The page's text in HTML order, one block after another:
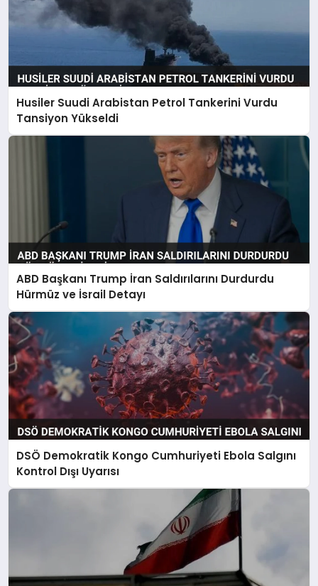
Husiler Suudi Arabistan Petrol Tankerini Vurdu
Tansiyon Yükseldi
ABD Başkanı Trump İran Saldırılarını Durdurdu
Hürmüz ve İsrail Detayı
DSÖ Demokratik Kongo Cumhuriyeti Ebola Salgını
Kontrol Dışı Uyarısı